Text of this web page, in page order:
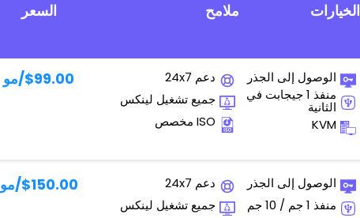
الخيارات ملامح السعر
الوصول إلى الجذر
منفذ 1 جيجابت في
الثانية
KVM
دعم 24x7
جميع تشغيل لينكس
ISO مخصص
$99.00/مو
الوصول إلى الجذر
منفذ 1 جم / 10 جم
دعم 24x7
جميع تشغيل لينكس
$150.00/مو